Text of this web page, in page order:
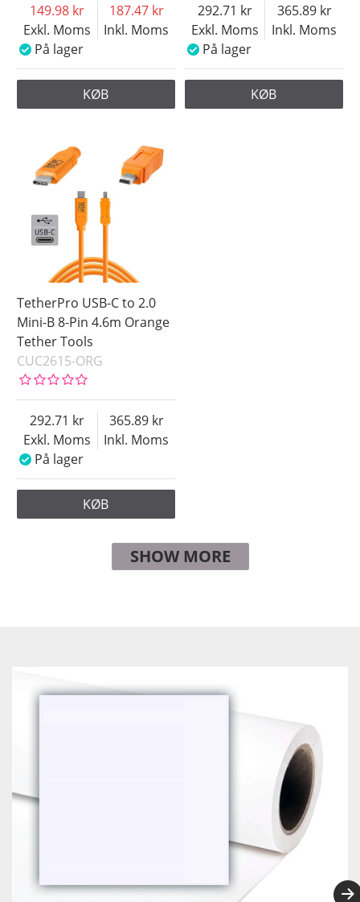
Exkl. Moms
149.98
Inkl. Moms
187.47
På lager
KØB
Exkl. Moms
292.71
Inkl. Moms
365.89
På lager
KØB
TetherPro USB-C to 2.0
Mini-B 8-Pin 4.6m Orange
Tether Tools
CUC2615-ORG
Exkl. Moms
292.71
Inkl. Moms
365.89
På lager
KØB
SHOW MORE